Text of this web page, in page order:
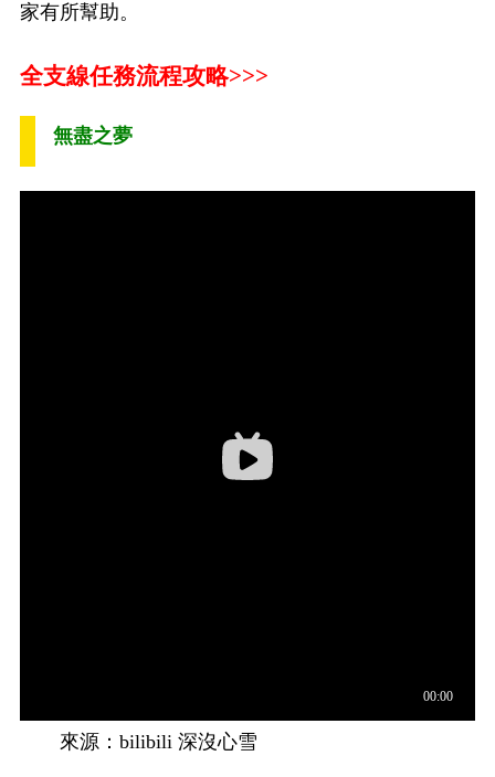
家有所幫助。
全支線任務流程攻略>>>
無盡之夢
來源：bilibili 深沒心雪